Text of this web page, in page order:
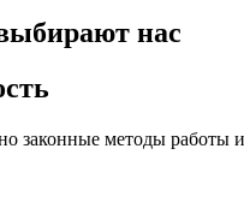
нас
законные методы работы